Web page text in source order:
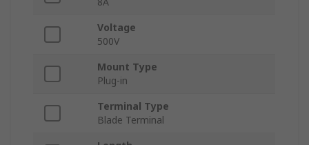
Voltage
500V
Mount Type
Plug-in
Terminal Type
Blade Terminal